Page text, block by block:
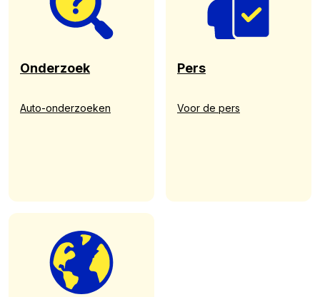
Onderzoek
Auto-onderzoeken
Pers
Voor de pers